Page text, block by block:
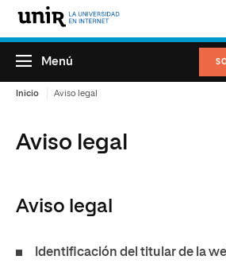
Menú
Inicio Aviso legal
Aviso legal
Aviso legal
Identificación del titular de la